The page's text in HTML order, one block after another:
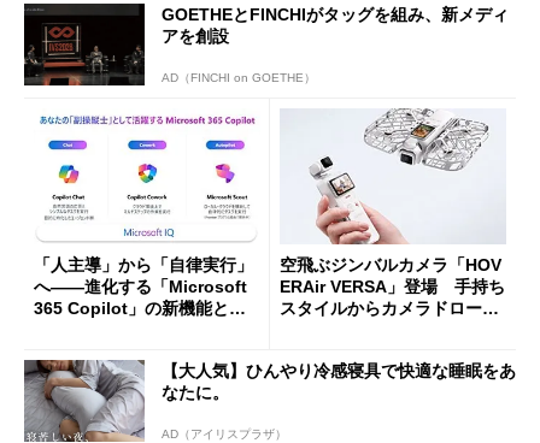
GOETHEとFINCHIがタッグを組み、新メディ
アを創設
AD（FINCHI on GOETHE）
「人主導」から「自律実行」
へ――進化する「Microsoft
365 Copilot」の新機能とエ
空飛ぶジンバルカメラ「HOV
ERAir VERSA」登場 手持ち
スタイルからカメラドローン
【大人気】ひんやり冷感寝具で快適な睡眠をあ
なたに。
AD（アイリスプラザ）